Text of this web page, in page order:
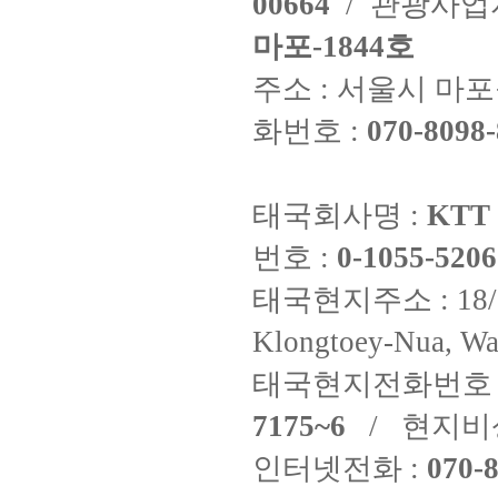
마포-1844호
주소 : 서울시 마
화번호 : 070-
태국회사명 : KTT
번호 : 0-1055-
태국현지주소 :
Klongtoey-Nua,
태국현지전화번
7175~6 / 현지비
인터넷전화 : 070-